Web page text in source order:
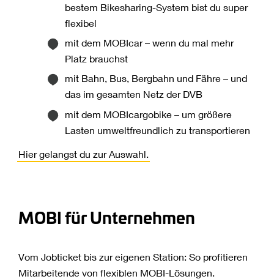
bestem Bikesharing-System bist du super
flexibel
mit dem MOBIcar – wenn du mal mehr
Platz brauchst
mit Bahn, Bus, Bergbahn und Fähre – und
das im gesamten Netz der DVB
mit dem MOBIcargobike – um größere
Lasten umweltfreundlich zu transportieren
Hier gelangst du zur Auswahl.
MOBI für Unternehmen
Vom Jobticket bis zur eigenen Station: So profitieren
Mitarbeitende von flexiblen MOBI-Lösungen.